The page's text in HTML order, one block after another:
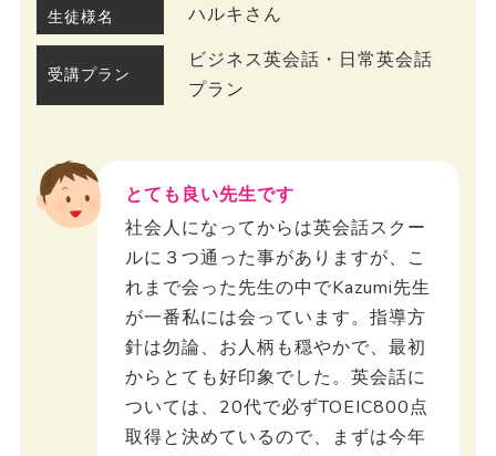
生徒様名 ハルキさん
受講プラン
ビジネス英会話・日常英会話
プラン
とても良い先生です
社会人になってからは英会話スクー
ルに３つ通った事がありますが、こ
れまで会った先生の中でKazumi先生
が一番私には会っています。指導方
針は勿論、お人柄も穏やかで、最初
からとても好印象でした。英会話に
ついては、20代で必ずTOEIC800点
取得と決めているので、まずは今年